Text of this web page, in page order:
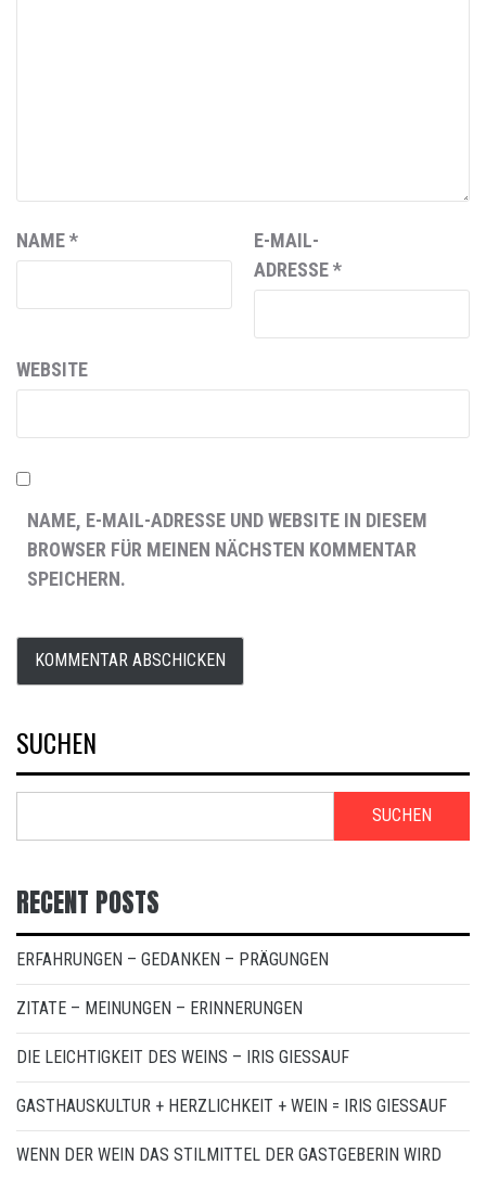
NAME*
E-MAIL-
ADRESSE*
WEBSITE
NAME, E-MAIL-ADRESSE UND WEBSITE IN DIESEM
BROWSER FÜR MEINEN NÄCHSTEN KOMMENTAR
SPEICHERN.
SUCHEN
SUCHEN
RECENT POSTS
ERFAHRUNGEN – GEDANKEN – PRÄGUNGEN
ZITATE – MEINUNGEN – ERINNERUNGEN
DIE LEICHTIGKEIT DES WEINS – IRIS GIESSAUF
GASTHAUSKULTUR + HERZLICHKEIT + WEIN = IRIS GIESSAUF
WENN DER WEIN DAS STILMITTEL DER GASTGEBERIN WIRD